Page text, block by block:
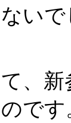
い
、
です